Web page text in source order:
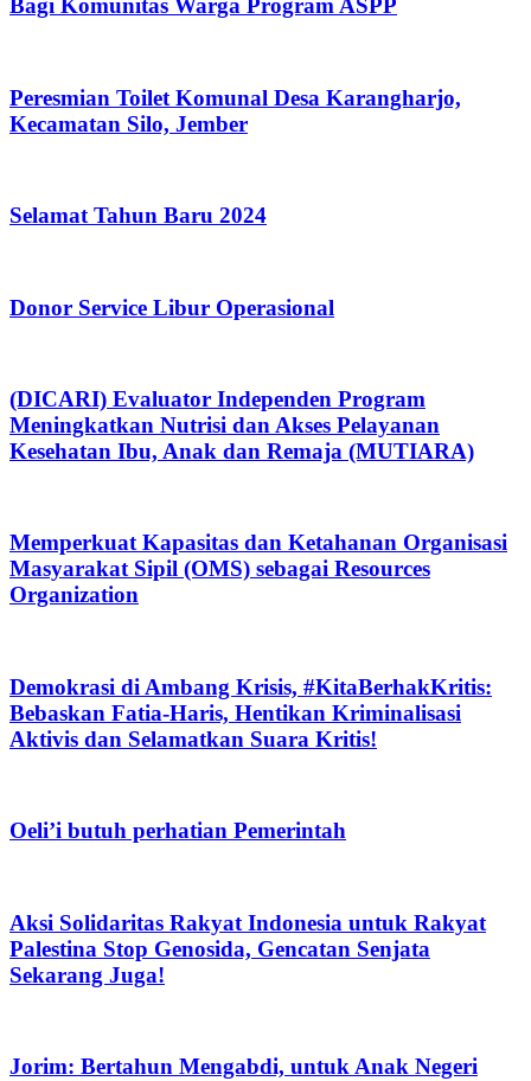
Bagi Komunitas Warga Program ASPP
Peresmian Toilet Komunal Desa Karangharjo,
Kecamatan Silo, Jember
Selamat Tahun Baru 2024
Donor Service Libur Operasional
(DICARI) Evaluator Independen Program
Meningkatkan Nutrisi dan Akses Pelayanan
Kesehatan Ibu, Anak dan Remaja (MUTIARA)
Memperkuat Kapasitas dan Ketahanan Organisasi
Masyarakat Sipil (OMS) sebagai Resources
Organization
Demokrasi di Ambang Krisis, #KitaBerhakKritis:
Bebaskan Fatia-Haris, Hentikan Kriminalisasi
Aktivis dan Selamatkan Suara Kritis!
Oeli’i butuh perhatian Pemerintah
Aksi Solidaritas Rakyat Indonesia untuk Rakyat
Palestina Stop Genosida, Gencatan Senjata
Sekarang Juga!
Jorim: Bertahun Mengabdi, untuk Anak Negeri